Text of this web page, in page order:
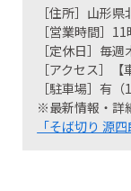
［住所］山形
［営業時間］
［定休日］毎週
［アクセス］
［駐車場］有
※最新情報・詳
「そば切り 源